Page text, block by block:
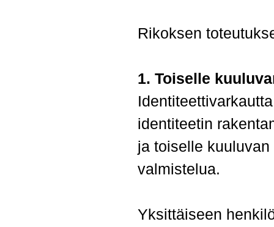
Rikoksen
1. Toiselle
identiteetin
ja toiselle
valmistelua.
Yksittäiseen